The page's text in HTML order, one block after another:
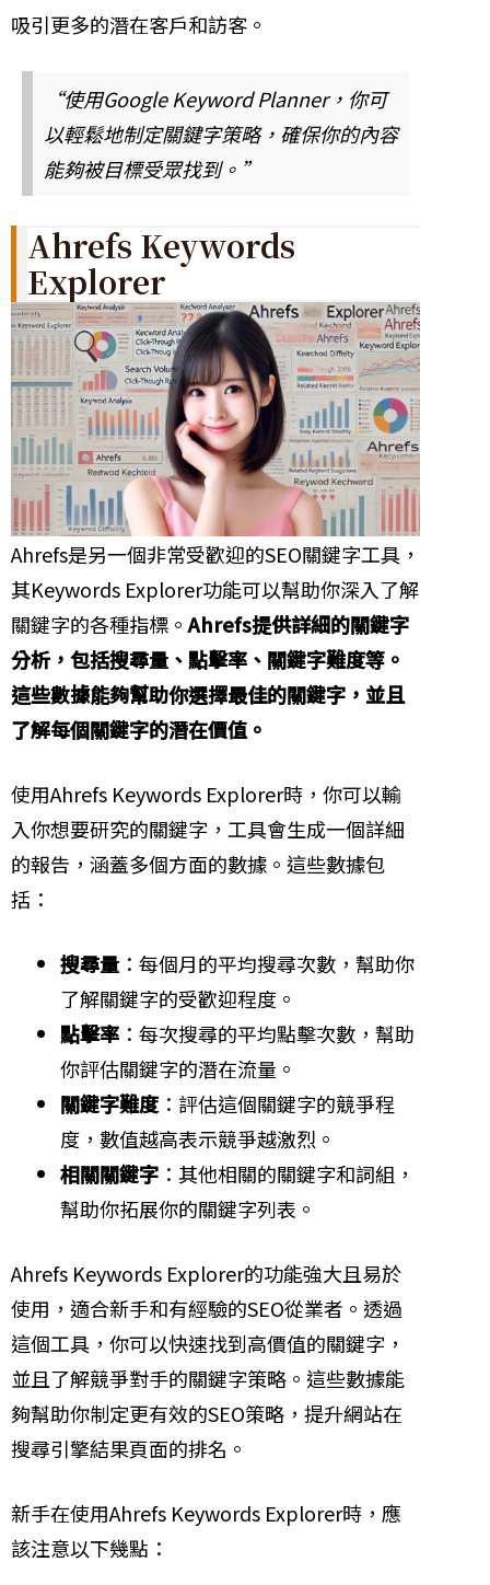
吸引更多的潛在客戶和訪客。
“使用Google Keyword Planner，你可
以輕鬆地制定關鍵字策略，確保你的內容
能夠被目標受眾找到。”
Ahrefs Keywords
Explorer
Ahrefs是另一個非常受歡迎的SEO關鍵字工具，
其Keywords Explorer功能可以幫助你深入了解
關鍵字的各種指標。Ahrefs提供詳細的關鍵字
分析，包括搜尋量、點擊率、關鍵字難度等。
這些數據能夠幫助你選擇最佳的關鍵字，並且
了解每個關鍵字的潛在價值。
使用Ahrefs Keywords Explorer時，你可以輸
入你想要研究的關鍵字，工具會生成一個詳細
的報告，涵蓋多個方面的數據。這些數據包
括：
搜尋量 ：每個月的平均搜尋次數，幫助你
了解關鍵字的受歡迎程度。
點擊率 ：每次搜尋的平均點擊次數，幫助
你評估關鍵字的潛在流量。
關鍵字難度 ：評估這個關鍵字的競爭程
度，數值越高表示競爭越激烈。
相關關鍵字 ：其他相關的關鍵字和詞組，
幫助你拓展你的關鍵字列表。
Ahrefs Keywords Explorer的功能強大且易於
使用，適合新手和有經驗的SEO從業者。透過
這個工具，你可以快速找到高價值的關鍵字，
並且了解競爭對手的關鍵字策略。這些數據能
夠幫助你制定更有效的SEO策略，提升網站在
搜尋引擎結果頁面的排名。
新手在使用Ahrefs Keywords Explorer時，應
該注意以下幾點：